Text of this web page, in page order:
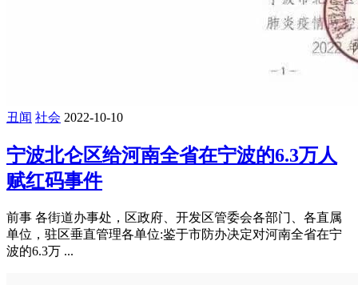
丑闻 社会 2022-10-10
宁波北仑区给河南全省在宁波的6.3万人
赋红码事件
前事 各街道办事处，区政府、开发区管委会各部门、各直属
单位，驻区垂直管理各单位:鉴于市防办决定对河南全省在宁
波的6.3万 ...